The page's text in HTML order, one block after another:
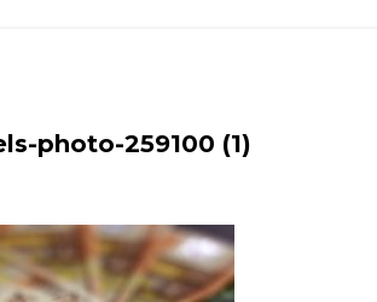
photo-259100 (1)